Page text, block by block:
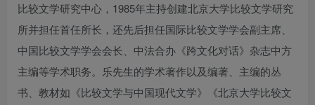
比较文学研究中心，1985年主持创建北京大学比较文学研究
所并担任首任所长，还先后担任国际比较文学学会副主席、
中国比较文学学会会长、中法合办《跨文化对话》杂志中方
主编等学术职务。乐先生的学术著作以及编著、主编的丛
书、教材如《比较文学与中国现代文学》《北京大学比较文